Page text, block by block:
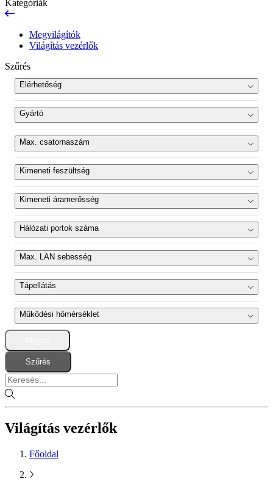
Kategóriák
Megvilágítók
Világítás vezérlők
Szűrés
Elérhetőség
Újdonság
Kifutott
Termékszett
Gyártó
OPT Machine Vision
Max. csatornaszám
2(1)
4(1)
8(1)
16(1)
Kimeneti feszültség
24 VDC(4)
Kimeneti áramerősség
2 A(3)
6 A(1)
Hálózati portok száma
1(4)
Max. LAN sebesség
100 Mbps
Tápellátás
230 VAC(4)
Működési hőmérséklet
Szűrés
Világítás vezérlők
Főoldal